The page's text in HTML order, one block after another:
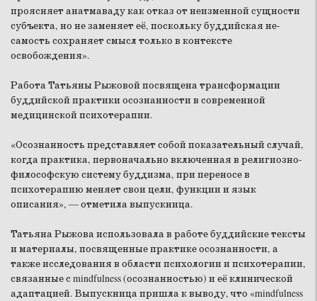
проясняет анатмаваду как отказ от неизменной сущности
субъекта, но не заменяет её, поскольку буддийская не-
самость сохраняет смысл только в контексте
освобождения».
Работа Татьяны Рыжовой посвящена трансформации
буддийской практики осознанности в современной
медицинской психотерапии.
«Осознанность представляет собой показательный случай,
когда практика, первоначально включенная в религиозно-
философскую систему буддизма, при переносе в
психотерапию меняет свои цели, функции и язык
описания», — отметила выпускница.
Татьяна Рыжова использовала в работе буддийские тексты
и материалы, посвященные практике осознанности, а
также исследования в области психологии и психотерапии,
связанные с mindfulness (осознанностью) и её клинической
адаптацией. Выпускница пришла к выводу, что «mindfulness